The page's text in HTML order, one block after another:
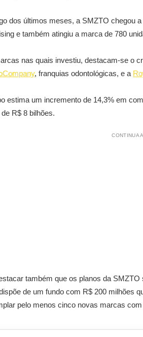
dos últimos meses, a SMZTO chegou
e também atingiu a marca de 780
nas quais investiu, destacam-se o
, franquias odontológicas, e a
estima um incremento de 14,3% em
R$ 8 bilhões.
CONTINUA
também que os planos da
de um fundo com R$ 200 milhões
pelo menos cinco novas marcas